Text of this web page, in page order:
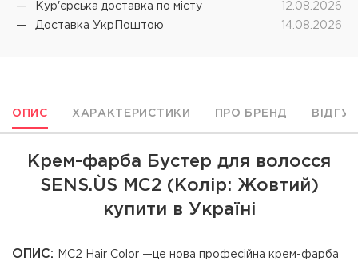
Кур'єрська доставка по місту
12.08.2026
Доставка УкрПоштою
14.08.2026
ОПИС ХАРАКТЕРИСТИКИ ПРО БРЕНД
Крем-фарба Бустер для волосся
SENS.ÙS MC2 (Колір: Жовтий)
купити в Україні
ОПИС:
MC2 Hair Color —це нова професійна крем-фарба